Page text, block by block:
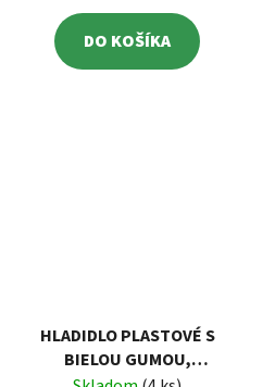
DO KOŠÍKA
HLADIDLO PLASTOVÉ S
BIELOU GUMOU,